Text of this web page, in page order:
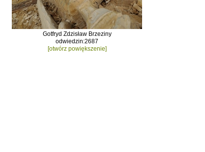
Gotfryd Zdzisław Brzeziny
odwiedzin:2687
[otwórz powiększenie]